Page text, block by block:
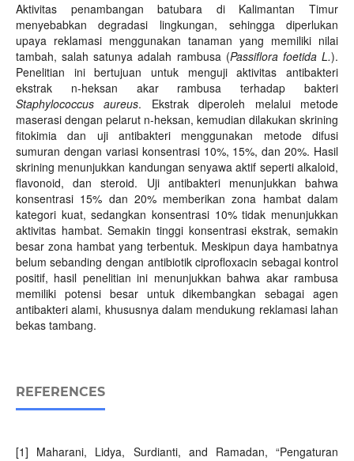
Aktivitas penambangan batubara di Kalimantan Timur
menyebabkan degradasi lingkungan, sehingga diperlukan
upaya reklamasi menggunakan tanaman yang memiliki nilai
tambah, salah satunya adalah rambusa (Passiflora foetida L.).
Penelitian ini bertujuan untuk menguji aktivitas antibakteri
ekstrak n-heksan akar rambusa terhadap bakteri
Staphylococcus aureus. Ekstrak diperoleh melalui metode
maserasi dengan pelarut n-heksan, kemudian dilakukan skrining
fitokimia dan uji antibakteri menggunakan metode difusi
sumuran dengan variasi konsentrasi 10%, 15%, dan 20%. Hasil
skrining menunjukkan kandungan senyawa aktif seperti alkaloid,
flavonoid, dan steroid. Uji antibakteri menunjukkan bahwa
konsentrasi 15% dan 20% memberikan zona hambat dalam
kategori kuat, sedangkan konsentrasi 10% tidak menunjukkan
aktivitas hambat. Semakin tinggi konsentrasi ekstrak, semakin
besar zona hambat yang terbentuk. Meskipun daya hambatnya
belum sebanding dengan antibiotik ciprofloxacin sebagai kontrol
positif, hasil penelitian ini menunjukkan bahwa akar rambusa
memiliki potensi besar untuk dikembangkan sebagai agen
antibakteri alami, khususnya dalam mendukung reklamasi lahan
bekas tambang.
REFERENCES
[1] Maharani, Lidya, Surdianti, and Ramadan, “Pengaturan